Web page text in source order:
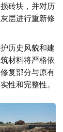
砖块，并对历
层进行重新修
历史风貌和建
材料将严格依
复部分与原有
性和完整性。